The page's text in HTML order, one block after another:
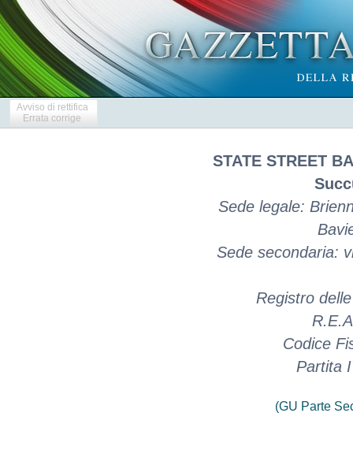
Avviso di rettifica
Errata corrige
STATE STREET
Sede legale:
Sede secondaria:
Registro
Codice
Partita
(GU Parte